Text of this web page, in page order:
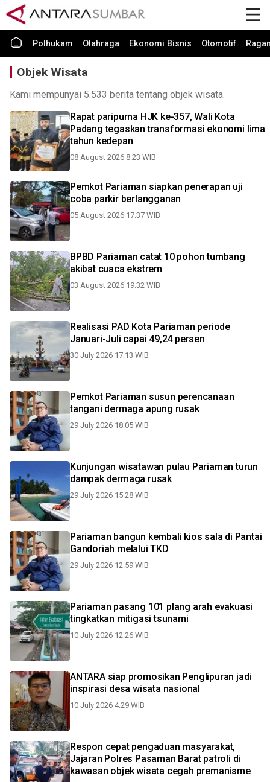
Polhukam Olahraga Ekonomi Bisnis Otomotif
Objek Wisata
Kami mempunyai 5.533 berita tentang objek wisata.
Rapat paripurna HJK ke-357, Wali Kota
Padang tegaskan transformasi ekonomi lima
tahun kedepan
08 August 2026 8:23 WIB
Pemkot Pariaman siapkan penerapan uji
coba parkir berlangganan
05 August 2026 17:37 WIB
BPBD Pariaman catat 10 pohon tumbang
akibat cuaca ekstrem
03 August 2026 19:32 WIB
Realisasi PAD Kota Pariaman periode
Januari-Juli capai 49,24 persen
30 July 2026 17:13 WIB
Pemkot Pariaman susun perencanaan
tangani dermaga apung rusak
29 July 2026 18:05 WIB
Kunjungan wisatawan pulau Pariaman turun
dampak dermaga rusak
29 July 2026 15:28 WIB
Pariaman bangun kembali kios sala di Pantai
Gandoriah melalui TKD
29 July 2026 12:59 WIB
Pariaman pasang 101 plang arah evakuasi
tingkatkan mitigasi tsunami
10 July 2026 12:26 WIB
ANTARA siap promosikan Penglipuran jadi
inspirasi desa wisata nasional
10 July 2026 4:29 WIB
Respon cepat pengaduan masyarakat,
Jajaran Polres Pasaman Barat patroli di
kawasan objek wisata cegah premanisme